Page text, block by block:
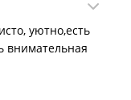
уютно,есть
внимательная